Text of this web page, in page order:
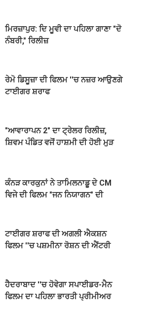
ਮਿਰਜ਼ਾਪੁਰ: ਦਿ ਮੂਵੀ ਦਾ ਪਹਿਲਾ ਗਾਣਾ "ਦੋ
ਨੰਬਰੀ," ਰਿਲੀਜ਼
ਰੇਮੋ ਡਿਸੂਜ਼ਾ ਦੀ ਫਿਲਮ ''ਚ ਨਜ਼ਰ ਆਉਣਗੇ
ਟਾਈਗਰ ਸ਼ਰਾਫ
"ਆਵਾਰਾਪਨ 2" ਦਾ ਟ੍ਰੇਲਰ ਰਿਲੀਜ਼,
ਸ਼ਿਵਮ ਪੰਡਿਤ ਵਜੋਂ ਹਾਸ਼ਮੀ ਦੀ ਹੋਈ ਮੁੜ
ਕੰਨੜ ਕਾਰਕੁਨਾਂ ਨੇ ਤਾਮਿਲਨਾਡੂ ਦੇ CM
ਵਿਜੇ ਦੀ ਫਿਲਮ "ਜਨ ਨਿਯਾਗਨ" ਦੀ
ਟਾਈਗਰ ਸ਼ਰਾਫ ਦੀ ਅਗਲੀ ਐਕਸ਼ਨ
ਫਿਲਮ ''ਚ ਪਸ਼ਮੀਨਾ ਰੋਸ਼ਨ ਦੀ ਐਂਟਰੀ
ਹੈਦਰਾਬਾਦ ''ਚ ਹੋਵੇਗਾ ਸਪਾਈਡਰ-ਮੈਨ
ਫਿਲਮ ਦਾ ਪਹਿਲਾ ਭਾਰਤੀ ਪ੍ਰੀਮੀਅਰ